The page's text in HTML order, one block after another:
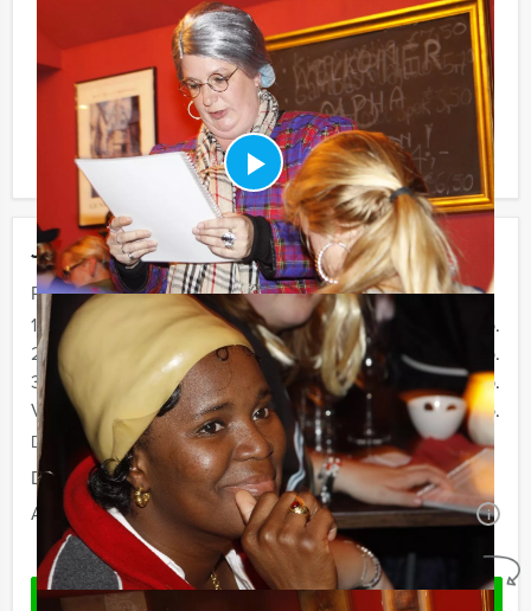
Jouw uitje
Prijs :
10 - 19 personen
€ 74,50 p.p.
20 - 29 personen
€ 72,50 p.p.
30 - 39 pesonen
€ 67,50 p.p.
Vanaf 40 personen
€ 64,50 p.p.
De prijzen zijn exclusief BTW
Duur:
4 uur
Aantal:
Minimaal 10 personen i
Geheel vrijblijvend
OFFERTE AANVRAGEN
verrassingen te staan!
Komt u niet aan het minimale aantal deelnemers? Als u
bereid bent voor het minimale aantal te betalen, kunt u
ook gewoon voor minder personen boeken!